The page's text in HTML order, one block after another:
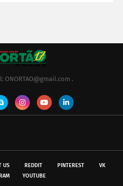
ONORTAO@gmail.com .
US REDDIT PINTEREST
VK
YOUTUBE